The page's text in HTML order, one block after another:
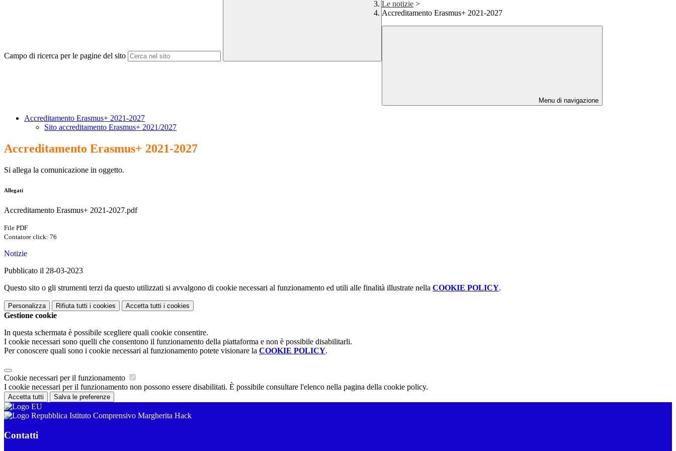
Campo di ricerca per le pagine del sito
Le notizie >
Accreditamento Erasmus+ 2021-2027
Menu di navigazione
Accreditamento Erasmus+ 2021-2027
Sito accreditamento Erasmus+ 2021/2027
Accreditamento Erasmus+ 2021-2027
Si allega la comunicazione in oggetto.
Allegati
Accreditamento Erasmus+ 2021-2027.pdf
File PDF
Contatore click: 76
Notizie
Pubblicato il 28-03-2023
Questo sito o gli strumenti terzi da questo utilizzati si avvalgono di cookie necessari al funzionamento ed utili alle finalità illustrate nella COOKIE POLICY.
Personalizza Rifiuta tutti i cookies Accetta tutti i cookies
Gestione cookie
In questa schermata è possibile scegliere quali cookie consentire.
I cookie necessari sono quelli che consentono il funzionamento della piattaforma e non è possibile disabilitarli.
Per conoscere quali sono i cookie necessari al funzionamento potete visionare la COOKIE POLICY.
Cookie necessari per il funzionamento
I cookie necessari per il funzionamento non possono essere disabilitati. È possibile consultare l'elenco nella pagina della cookie policy.
Accetta tutti Salva le preferenze
Istituto Comprensivo Margherita Hack
Contatti